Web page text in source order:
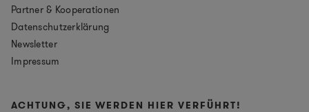
Partner & Kooperationen
Datenschutzerklärung
Newsletter
Impressum
ACHTUNG, SIE WERDEN HIER VERFÜHRT!